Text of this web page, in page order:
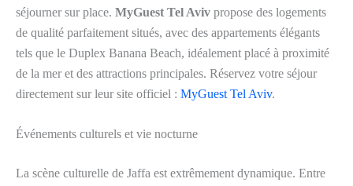
séjourner sur place. MyGuest Tel Aviv propose des logements
de qualité parfaitement situés, avec des appartements élégants
tels que le Duplex Banana Beach, idéalement placé à proximité
de la mer et des attractions principales. Réservez votre séjour
directement sur leur site officiel : MyGuest Tel Aviv.
Événements culturels et vie nocturne
La scène culturelle de Jaffa est extrêmement dynamique. Entre